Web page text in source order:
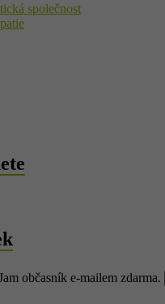
společnost
občasník e-mailem zdarma.